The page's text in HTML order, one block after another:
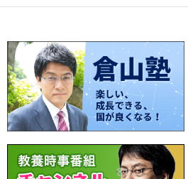
b
o
o
k
es
t
y
Li
n
k
n
a